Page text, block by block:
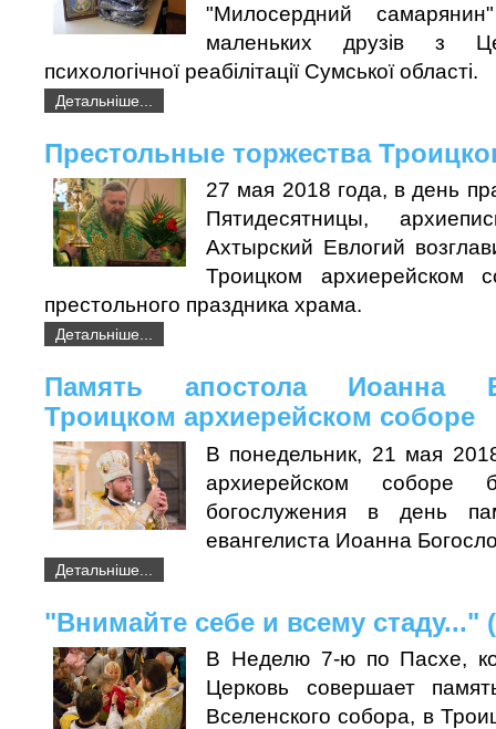
"Милосердний
маленьких друзів з
психологічної реабілітації Сумської області.
Детальніше...
Престольные торжества
27 мая 2018 года, в день
Пятидесятницы,
Ахтырский Евлогий
Троицком архиерейском
престольного праздника храма.
Детальніше...
Память апостола Иоанна
Троицком архиерейском соборе
В понедельник, 21 мая
архиерейском соборе
богослужения в день
евангелиста Иоанна
Детальніше...
"Внимайте себе и всему стаду..."
В Неделю 7-ю по Пасхе,
Церковь совершает
Вселенского собора, в